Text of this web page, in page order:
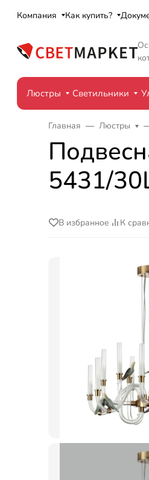
Компания Как купить?
Люстры Светильники
Главная Люстры
5431/
В избранное К